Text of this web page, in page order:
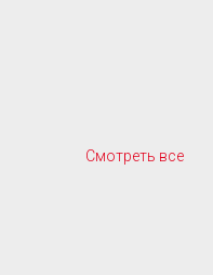
Смотреть все